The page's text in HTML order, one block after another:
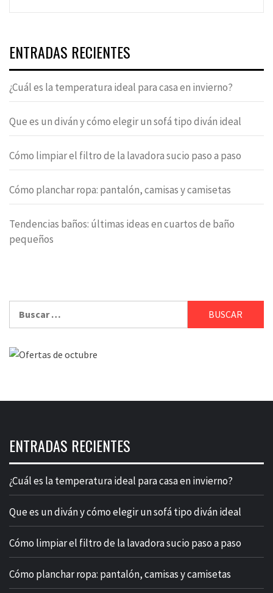
ENTRADAS RECIENTES
¿Cuál es la temperatura ideal para casa en invierno?
Que es un diván y cómo elegir un sofá tipo diván ideal
Cómo limpiar el filtro de la lavadora sucio paso a paso
Cómo planchar ropa: pantalón, camisas y camisetas
Tendencias baños: últimas ideas en cuartos de baño
pequeños
ENTRADAS RECIENTES
¿Cuál es la temperatura ideal para casa en invierno?
Que es un diván y cómo elegir un sofá tipo diván ideal
Cómo limpiar el filtro de la lavadora sucio paso a paso
Cómo planchar ropa: pantalón, camisas y camisetas